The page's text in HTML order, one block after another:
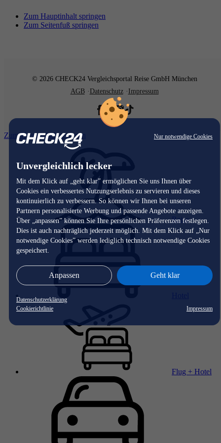
Nur notwendige Cookies
Unvergleichlich lecker
Mit dem Klick auf „geht klar” ermöglichen Sie uns Ihnen über
Cookies ein verbessertes Nutzungserlebnis zu servieren und dieses
kontinuierlich zu verbessern. So können wir Ihnen bei unseren
Partnern personalisierte Werbung und passende Angebote anzeigen.
Über „anpassen” können Sie Ihre persönlichen Präferenzen festlegen.
Dies ist auch nachträglich jederzeit möglich. Mit dem Klick auf „Nur
notwendige Cookies” werden lediglich technisch notwendige Cookies
gespeichert.
Anpassen Geht klar
Datenschutzerklärung
Cookierichtlinie
Impressum
Zum Hauptinhalt springen
Zum Seitenfuß springen
© 2026 CHECK24 Vergleichsportal Reise GmbH München
AGB
Datenschutz Impressum
Zum Hauptinhalt springen
Reise
Flug + Hotel